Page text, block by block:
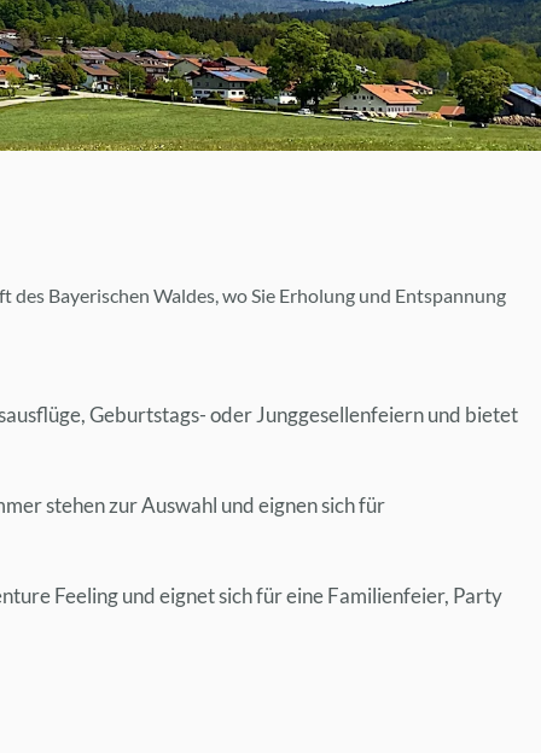
Bayerischen Waldes, wo Sie Erholung und Entspannung
Geburtstags- oder Junggesellenfeiern und bietet
stehen zur Auswahl und eignen sich für
Feeling und eignet sich für eine Familienfeier, Party